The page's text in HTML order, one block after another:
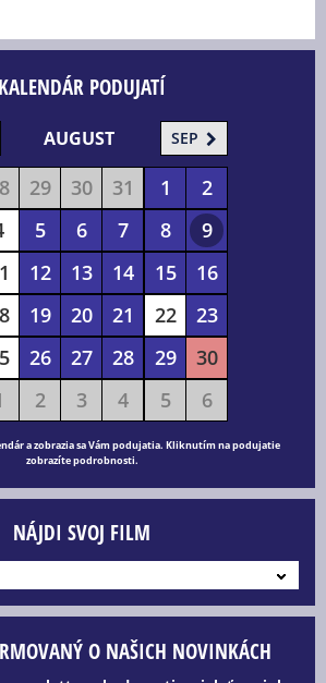
KALENDÁR PODUJATÍ
AUGUST SEP
29 30 31 1
2
5 6 7 8
9
12 13 14 15
16
19 20 21 22
23
26 27 28 29
30
2 3 4 5 6
a zobrazia sa Vám podujatia. Kliknutím na podujatie
zobrazíte podrobnosti.
NÁJDI SVOJ FILM
O NAŠICH NOVINKÁCH